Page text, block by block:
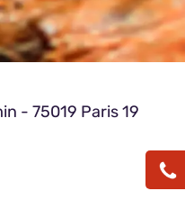
- 75019 Paris 19